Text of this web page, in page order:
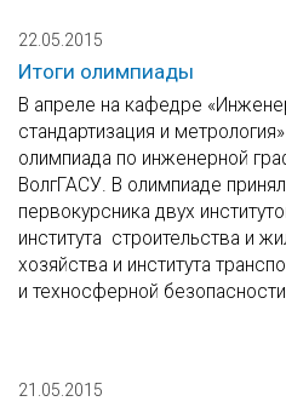
22.05.2015
Итоги олимпиады
В апреле на кафедре
стандартизация и
олимпиада по инженерной
ВолгГАСУ. В олимпиаде
первокурсника двух
института строительства и
хозяйства и института
и техносферной
21.05.2015